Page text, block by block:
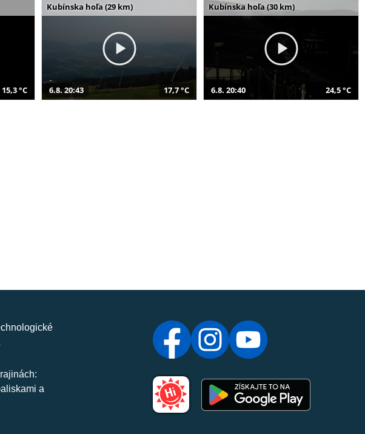
15,3 °C
Kubínska hoľa (29 km)
6.8. 20:43 17,7 °C
Kubínska hoľa (30 km)
6.8. 20:40 24,5 °C
a